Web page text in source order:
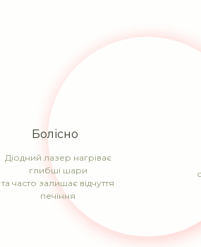
Болісно
Діодний лазер нагріває
глибші шари
та часто залишає відчуття
печіння